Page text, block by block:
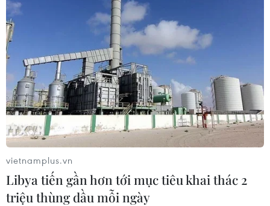
vietnamplus.vn
Libya tiến gần hơn tới mục tiêu khai thác 2
triệu thùng dầu mỗi ngày